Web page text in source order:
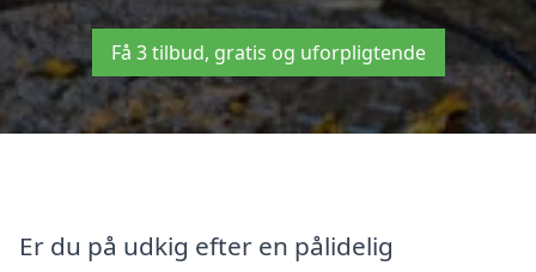
Få 3 tilbud, gratis og uforpligtende
Er du på udkig efter en pålidelig